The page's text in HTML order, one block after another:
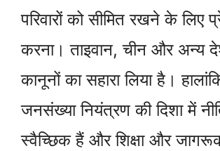
परिवारों को सीमित रखने के लिए
करना। ताइवान, चीन और अन्य
कानूनों का सहारा लिया है।
जनसंख्या नियंत्रण की दिशा में
स्वैच्छिक हैं और शिक्षा और